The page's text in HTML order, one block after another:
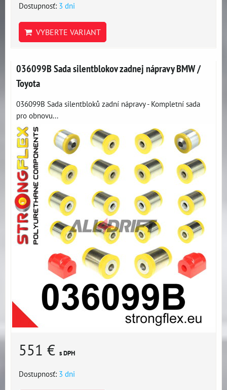
Dostupnosť: 3 dni
VYBERTE VARIANT
036099B Sada silentblokov zadnej nápravy BMW /
Toyota
036099B Sada silentbloků zadní nápravy - Kompletní sada
pro obnovu...
551 € s DPH
Dostupnosť: 3 dni